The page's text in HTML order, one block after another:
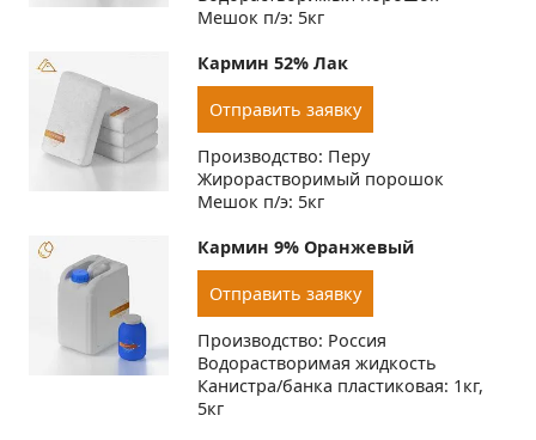
Мешок п/э: 5кг
Кармин 52% Лак
Отправить заявку
Производство: Перу
Жирорастворимый порошок
Мешок п/э: 5кг
Кармин 9% Оранжевый
Отправить заявку
Производство: Россия
Водорастворимая жидкость
Канистра/банка пластиковая: 1кг,
5кг